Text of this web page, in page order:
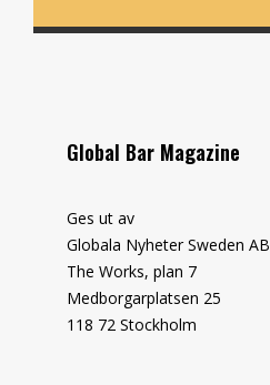
Global Bar Magazine
Ges ut av
Globala Nyheter Sweden AB
The Works, plan 7
Medborgarplatsen 25
118 72 Stockholm